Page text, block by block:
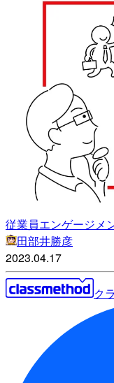
従業員エンゲージメ
田部井勝彦
2023.04.17
ク